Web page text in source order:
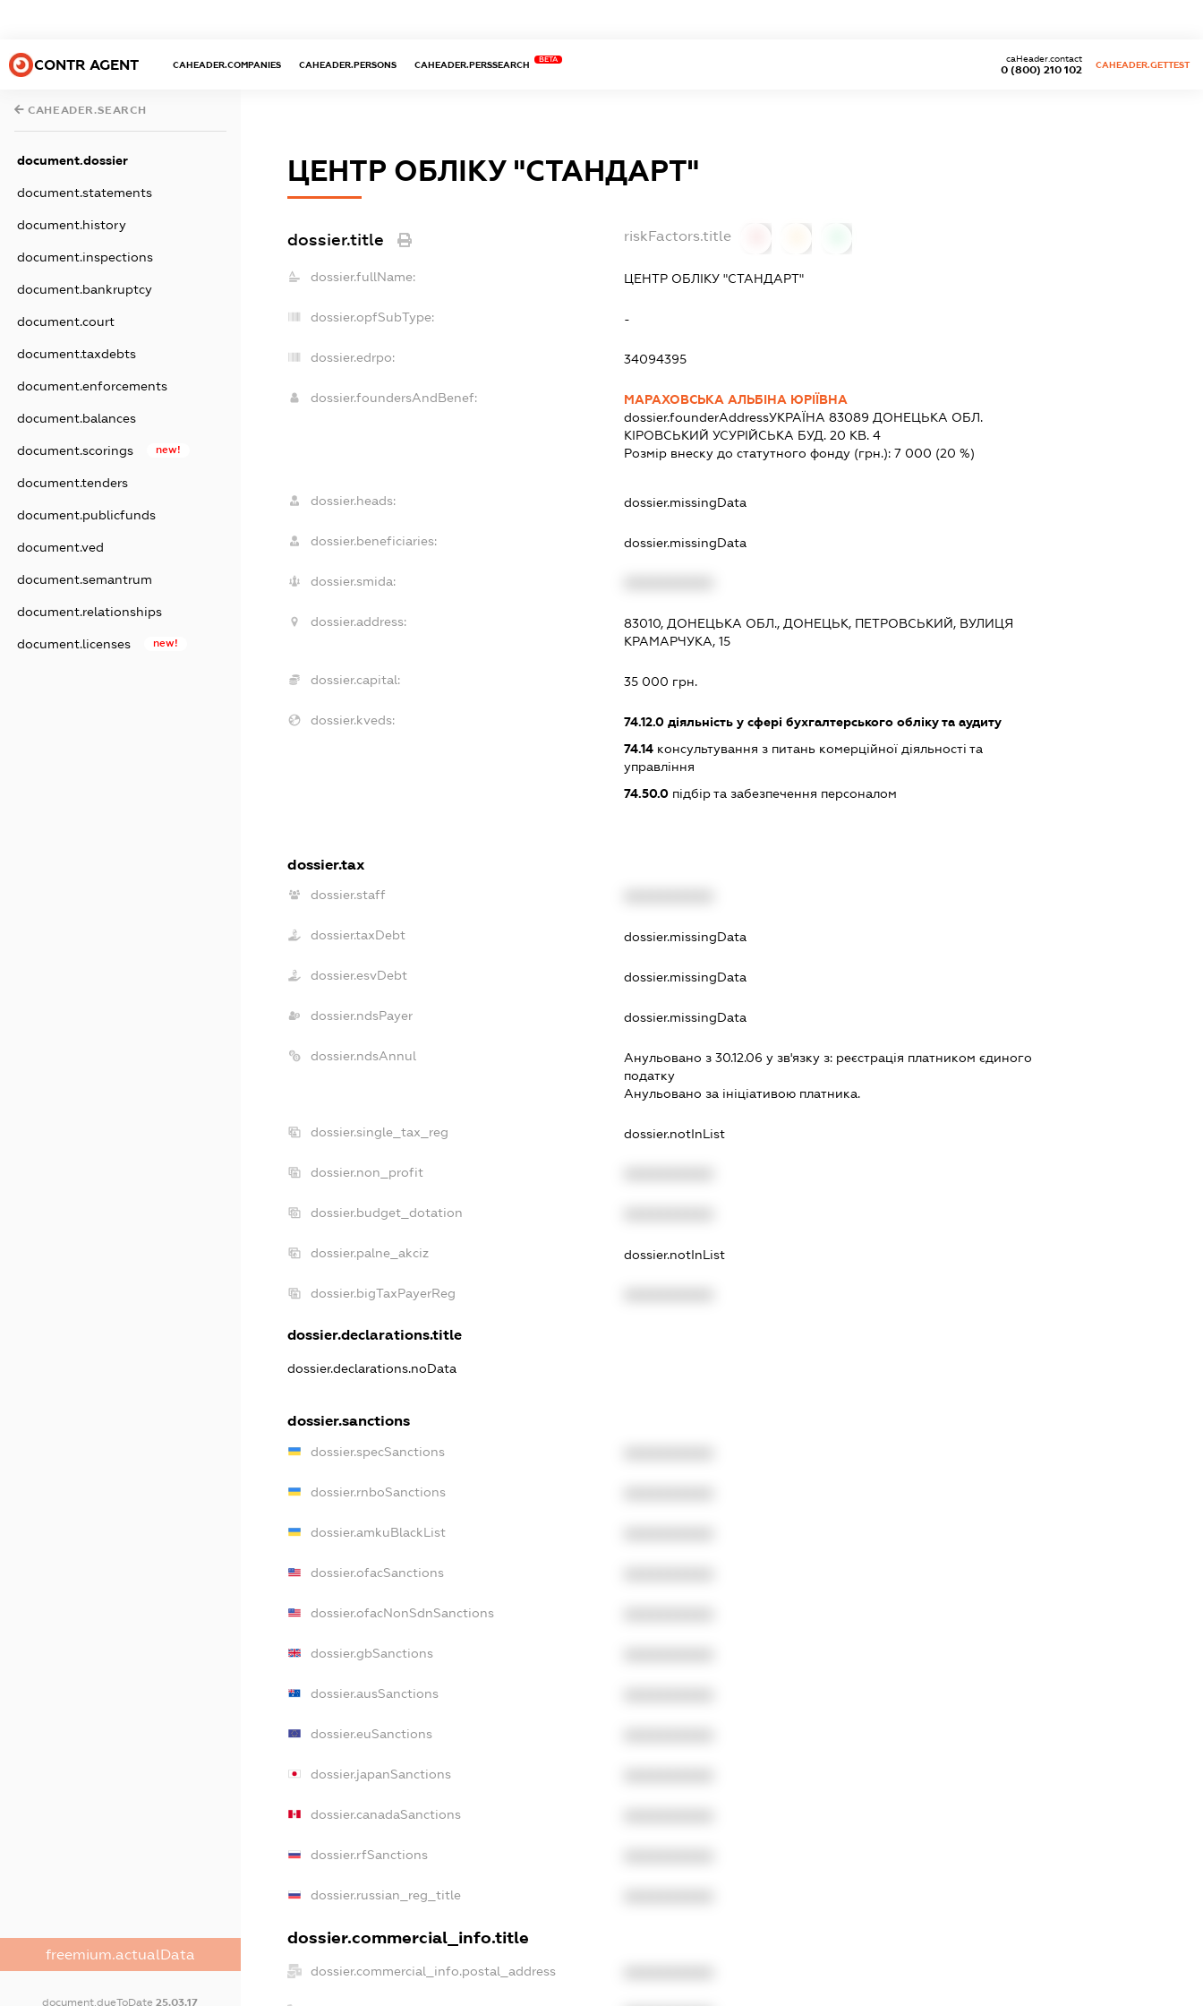
CONTR AGENT CAHEADER.COMPANIES CAHEADER.PERSONS CAHEADER.PERSSEARCH
BETA
0 (800) 210 102
caHeader.contact
CAHEADER.GETTEST
CAHEADER.SEARCH
document.dossier
document.statements
document.history
document.inspections
document.bankruptcy
document.court
document.taxdebts
document.enforcements
document.balances
document.scorings new!
document.tenders
document.publicfunds
document.ved
document.semantrum
document.relationships
document.licenses new!
freemium.actualData
document.dueToDate25.03.17
ЦЕНТР ОБЛІКУ "СТАНДАРТ"
dossier.title riskFactors.title
dossier.fullName: ЦЕНТР ОБЛІКУ "СТАНДАРТ"
dossier.opfSubType: -
dossier.edrpo: 34094395
dossier.foundersAndBenef:
МАРАХОВСЬКА АЛЬБІНА ЮРІЇВНА
dossier.founderAddressУКРАЇНА 83089 ДОНЕЦЬКА ОБЛ.
КІРОВСЬКИЙ УСУРІЙСЬКА БУД. 20 КВ. 4
Розмір внеску до статутного фонду (грн.):7 000 (20 %)
dossier.heads: dossier.missingData
dossier.beneficiaries: dossier.missingData
dossier.smida:
dossier.address:
83010, ДОНЕЦЬКА ОБЛ., ДОНЕЦЬК, ПЕТРОВСЬКИЙ, ВУЛИЦЯ
КРАМАРЧУКА, 15
dossier.capital: 35 000 грн.
dossier.kveds: 74.12.0 діяльність у сфері бухгалтерського обліку та аудиту
74.14 консультування з питань комерційної діяльності та
управління
74.50.0 підбір та забезпечення персоналом
dossier.tax
dossier.staff
dossier.taxDebt dossier.missingData
dossier.esvDebt dossier.missingData
dossier.ndsPayer dossier.missingData
dossier.ndsAnnul Анульовано з 30.12.06 у зв'язку з: реєстрацiя платником єдиного
податку
Анульовано за iнiцiативою платника.
dossier.single_tax_reg dossier.notInList
dossier.non_profit
dossier.budget_dotation
dossier.palne_akciz dossier.notInList
dossier.bigTaxPayerReg
dossier.declarations.title
dossier.declarations.noData
dossier.sanctions
dossier.specSanctions
dossier.rnboSanctions
dossier.amkuBlackList
dossier.ofacSanctions
dossier.ofacNonSdnSanctions
dossier.gbSanctions
dossier.ausSanctions
dossier.euSanctions
dossier.japanSanctions
dossier.canadaSanctions
dossier.rfSanctions
dossier.russian_reg_title
dossier.commercial_info.title
dossier.commercial_info.postal_address